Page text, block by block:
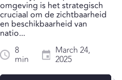
omgeving is het strategisch
cruciaal om de zichtbaarheid
en beschikbaarheid van
natio...
8
min
March 24,
2025